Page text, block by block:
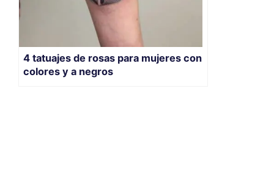
4 tatuajes de rosas para mujeres con
colores y a negros